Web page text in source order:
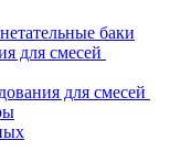
баки
для смесей
для смесей